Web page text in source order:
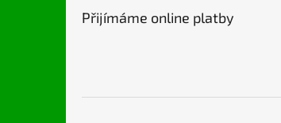
Přijímáme online platby